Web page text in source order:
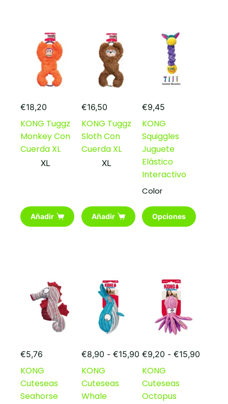
€18,20
KONG Tuggz
Monkey Con
Cuerda XL
XL
Añadir
€16,50
KONG Tuggz
Sloth Con
Cuerda XL
XL
Añadir
€9,45
KONG
Squiggles
Juguete
Elástico
Interactivo
Color
Opciones
Este
producto
pueden
elegir
página
producto
€5,76
KONG
Cuteseas
Seahorse
€8,90 - €15,90Rango
precios:
desde
€8,90
KONG
Cuteseas
Whale
€9,20 - €15,90
KONG
Cuteseas
Octopus